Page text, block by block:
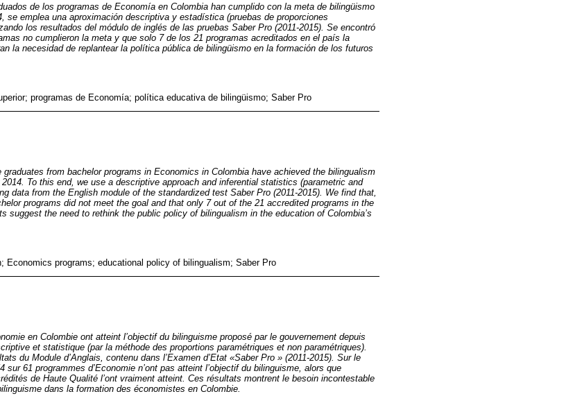
de los programas de Economía en Colombia han cumplido con la meta de bilingüismo
se emplea una aproximación descriptiva y estadística (pruebas de proporciones
los resultados del módulo de inglés de las pruebas Saber Pro (2011-2015). Se encontró
no cumplieron la meta y que solo 7 de los 21 programas acreditados en el país la
la necesidad de replantear la política pública de bilingüismo en la formación de los futuros
programas de Economía; política educativa de bilingüismo; Saber Pro
from bachelor programs in Economics in Colombia have achieved the bilingualism
To this end, we use a descriptive approach and inferential statistics (parametric and
data from the English module of the standardized test Saber Pro (2011-2015). We find that,
programs did not meet the goal and that only 7 out of the 21 accredited programs in the
suggest the need to rethink the public policy of bilingualism in the education of Colombia’s
Economics programs; educational policy of bilingualism; Saber Pro
en Colombie ont atteint l’objectif du bilinguisme proposé par le gouvernement depuis
et statistique (par la méthode des proportions paramétriques et non paramétriques).
du Module d’Anglais, contenu dans l’Examen d’Etat «Saber Pro » (2011-2015). Sur le
61 programmes d’Economie n’ont pas atteint l’objectif du bilinguisme, alors que
de Haute Qualité l’ont vraiment atteint. Ces résultats montrent le besoin incontestable
dans la formation des économistes en Colombie.